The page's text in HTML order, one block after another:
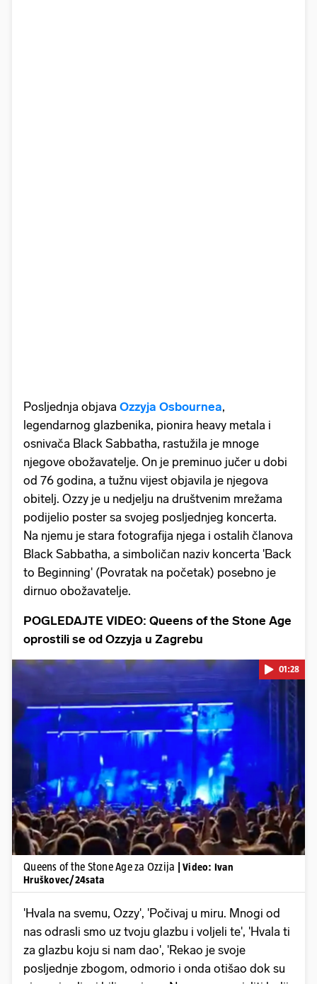
Posljednja objava Ozzyja Osbournea,
legendarnog glazbenika, pionira heavy metala i
osnivača Black Sabbatha, rastužila je mnoge
njegove obožavatelje. On je preminuo jučer u dobi
od 76 godina, a tužnu vijest objavila je njegova
obitelj. Ozzy je u nedjelju na društvenim mrežama
podijelio poster sa svojeg posljednjeg koncerta.
Na njemu je stara fotografija njega i ostalih članova
Black Sabbatha, a simboličan naziv koncerta 'Back
to Beginning' (Povratak na početak) posebno je
dirnuo obožavatelje.
POGLEDAJTE VIDEO: Queens of the Stone Age
oprostili se od Ozzyja u Zagrebu
Pokretanje videa...
01:28
Queens of the Stone Age za Ozzija
| Video: Ivan
Hruškovec/24sata
'Hvala na svemu, Ozzy', 'Počivaj u miru. Mnogi od
nas odrasli smo uz tvoju glazbu i voljeli te', 'Hvala ti
za glazbu koju si nam dao', 'Rekao je svoje
posljednje zbogom, odmorio i onda otišao dok su